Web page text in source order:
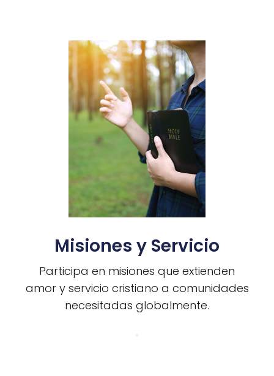
Misiones y Servicio
Participa en misiones que extienden
amor y servicio cristiano a comunidades
necesitadas globalmente.